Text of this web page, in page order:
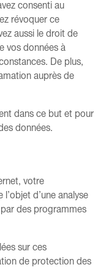
consenti au
révoquer ce
aussi le droit de
vos données à
De plus,
auprès de
dans ce but et pour
données.
votre
d’une analyse
des programmes
sur ces
de protection des